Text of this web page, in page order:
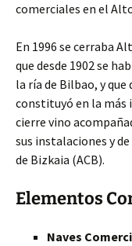
comerciales en el
En 1996 se cerraba
que desde 1902 se
la ría de Bilbao, y
constituyó en la más
cierre vino
sus instalaciones y
de Bizkaia (ACB).
Elementos
Naves